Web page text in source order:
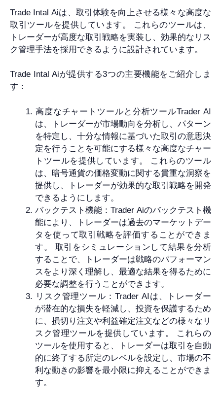
Trade Intal Aiは、取引体験を向上させる様々な高度な
取引ツールを提供しています。 これらのツールは、
トレーダーが高度な取引戦略を実装し、効果的なリス
ク管理手法を採用できるように設計されています。
Trade Intal Aiが提供する3つの主要機能をご紹介しま
す：
高度なチャートツールと分析ツールTrader AI
は、トレーダーが市場動向を分析し、パターン
を特定し、十分な情報に基づいた取引の意思決
定を行うことを可能にする様々な高度なチャー
トツールを提供しています。 これらのツール
は、暗号通貨の価格変動に関する貴重な洞察を
提供し、トレーダーが効果的な取引戦略を開発
できるようにします。
バックテスト機能：Trader Aiのバックテスト機
能により、トレーダーは過去のマーケットデー
タを使って取引戦略を評価することができま
す。 取引をシミュレーションして結果を分析
することで、トレーダーは戦略のパフォーマン
スをより深く理解し、最適な結果を得るために
必要な調整を行うことができます。
リスク管理ツール：Trader AIは、トレーダー
が潜在的な損失を軽減し、投資を保護するため
に、損切り注文や利益確定注文などの様々なリ
スク管理ツールを提供しています。 これらの
ツールを使用すると、トレーダーは取引を自動
的に終了する所定のレベルを設定し、市場の不
利な動きの影響を最小限に抑えることができま
す。